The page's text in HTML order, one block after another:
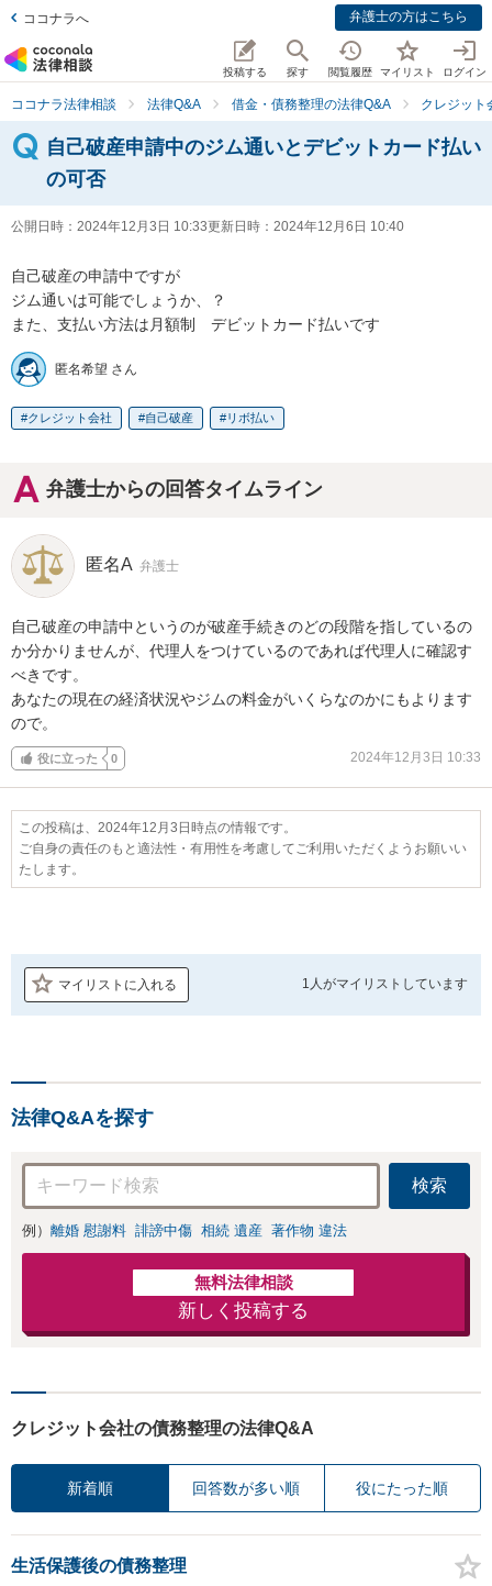
ココナラへ 弁護士の方はこちら
投稿する 探す 閲覧履歴 マイリスト ログイン
ココナラ法律相談 法律Q&A 借金・債務整理の法律Q&A クレジット
自己破産申請中のジム通いとデビットカード払い
の可否
公開日時： 2024年12月3日 10:33更新日時： 2024年12月6日 10:40
自己破産の申請中ですが
ジム通いは可能でしょうか、？
また、支払い方法は月額制　デビットカード払いです
匿名希望 さん
クレジット会社 自己破産 リボ払い
弁護士からの回答タイムライン
匿名A 弁護士
自己破産の申請中というのが破産手続きのどの段階を指しているの
か分かりませんが、代理人をつけているのであれば代理人に確認す
べきです。
あなたの現在の経済状況やジムの料金がいくらなのかにもよります
ので。
役に立った 0 2024年12月3日 10:33
この投稿は、2024年12月3日時点の情報です。
ご自身の責任のもと適法性・有用性を考慮してご利用いただくようお願いい
たします。
マイリストに入れる 1人がマイリストしています
法律Q&Aを探す
検索
例） 離婚 慰謝料 誹謗中傷 相続 遺産 著作物 違法
無料法律相談
新しく投稿する
クレジット会社の債務整理の法律Q&A
新着順 回答数が多い順 役にたった順
生活保護後の債務整理